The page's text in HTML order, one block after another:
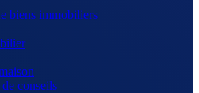
biens immobiliers
conseils